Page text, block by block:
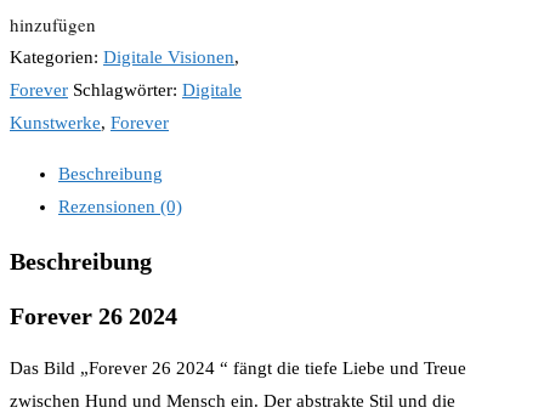
hinzufügen
Kategorien: Digitale Visionen,
Forever Schlagwörter: Digitale
Kunstwerke, Forever
Beschreibung
Rezensionen (0)
Beschreibung
Forever 26 2024
Das Bild „Forever 26 2024 “ fängt die tiefe Liebe und Treue
zwischen Hund und Mensch ein. Der abstrakte Stil und die